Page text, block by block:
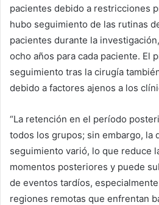
pacientes debido a restricciones
hubo seguimiento de las rutinas
pacientes durante la
ocho años para cada paciente. El
seguimiento tras la cirugía
debido a factores ajenos a los
“La retención en el período
todos los grupos; sin embargo, la
seguimiento varió, lo que reduce
momentos posteriores y puede
de eventos tardíos,
regiones remotas que enfrentan